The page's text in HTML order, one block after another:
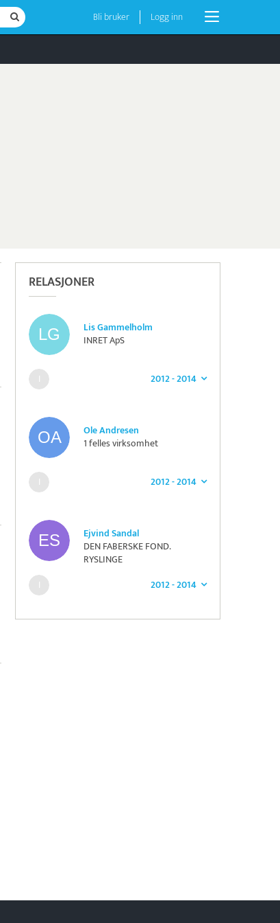
Bli bruker Logg inn
RELASJONER
Lis Gammelholm
INRET ApS
2012 - 2014
Ole Andresen
1 felles virksomhet
2012 - 2014
Ejvind Sandal
DEN FABERSKE FOND.
RYSLINGE
2012 - 2014